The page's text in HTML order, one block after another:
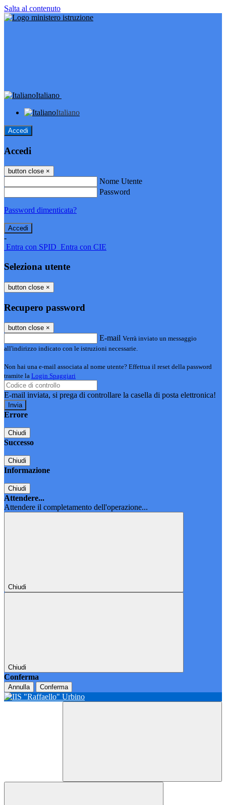
Salta al contenuto
Italiano
Italiano
Accedi
Accedi
button close ×
Nome Utente
Password
Password dimenticata?
-
Entra con SPID Entra con CIE
Seleziona utente
button close ×
Recupero password
button close ×
E-mail Verrà inviato un messaggio
all'indirizzo indicato con le istruzioni necessarie.
Non hai una e-mail associata al nome utente? Effettua il reset della password
tramite la Login Spaggiari
E-mail inviata, si prega di controllare la casella di posta elettronica!
Errore
Chiudi
Successo
Chiudi
Informazione
Chiudi
Attendere...
Attendere il completamento dell'operazione...
Chiudi
Chiudi
Conferma
Annulla Conferma